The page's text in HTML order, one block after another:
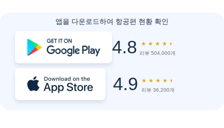
앱을 다운로드하여 항공편 현황 확인
4.8 ★ ★ ★ ★ ★
리뷰 504,000개
4.9 ★ ★ ★ ★ ★
리뷰 36,200개